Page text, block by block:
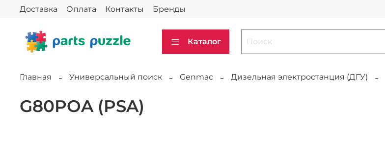
Доставка Оплата Контакты Бренды
Каталог
Главная Универсальный поиск Genmac Дизельная электростанция (ДГУ)
G80POA (PSA)